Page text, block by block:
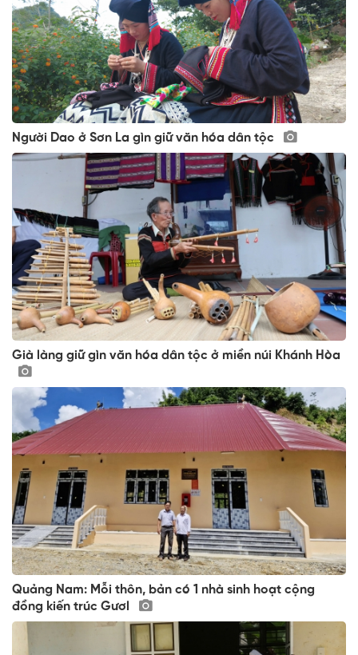
Người Dao ở Sơn La gìn giữ văn hóa dân tộc
Già làng giữ gìn văn hóa dân tộc ở miền núi Khánh Hòa
Quảng Nam: Mỗi thôn, bản có 1 nhà sinh hoạt cộng
đồng kiến trúc Gươl